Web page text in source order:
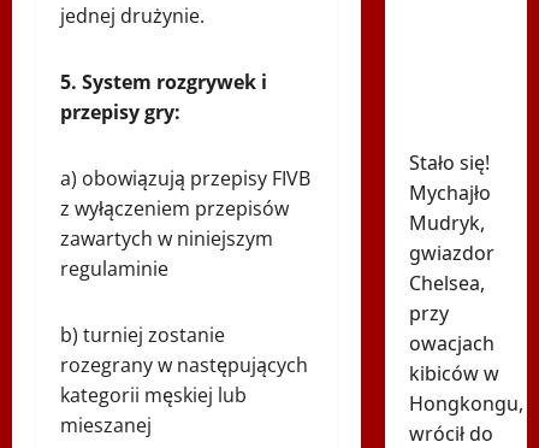
jednej drużynie.
5. System rozgrywek i
przepisy gry:
a) obowiązują przepisy FIVB
z wyłączeniem przepisów
zawartych w niniejszym
regulaminie
b) turniej zostanie
rozegrany w następujących
kategorii męskiej lub
mieszanej
Stało się!
Mychajło
Mudryk,
gwiazdor
Chelsea,
przy
owacjach
kibiców w
Hongkongu,
wrócił do